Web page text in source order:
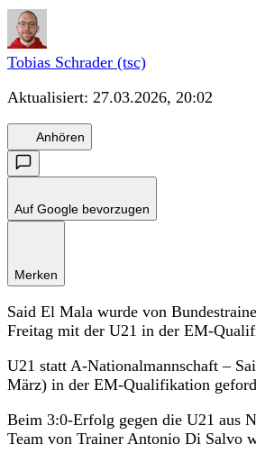
Tobias Schrader (tsc)
Aktualisiert: 27.03.2026, 20:02
Anhören
Auf Google bevorzugen
Merken
Said El Mala wurde von
Freitag mit der U21 in der EM-
U21 statt A-Nationalmannschaft –
März) in der EM-Qualifikation
Beim 3:0-Erfolg gegen die U21 aus
Team von Trainer Antonio Di Salvo